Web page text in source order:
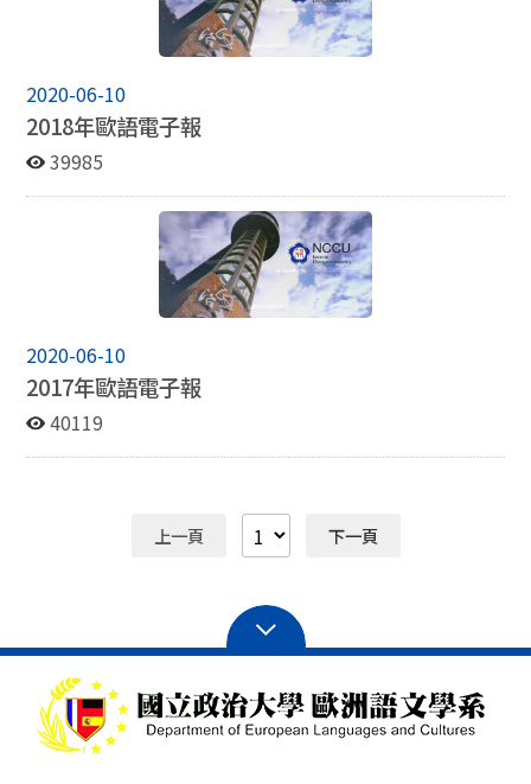
2020-06-10
2018年歐語電子報
39985
2020-06-10
2017年歐語電子報
40119
上一頁 下一頁